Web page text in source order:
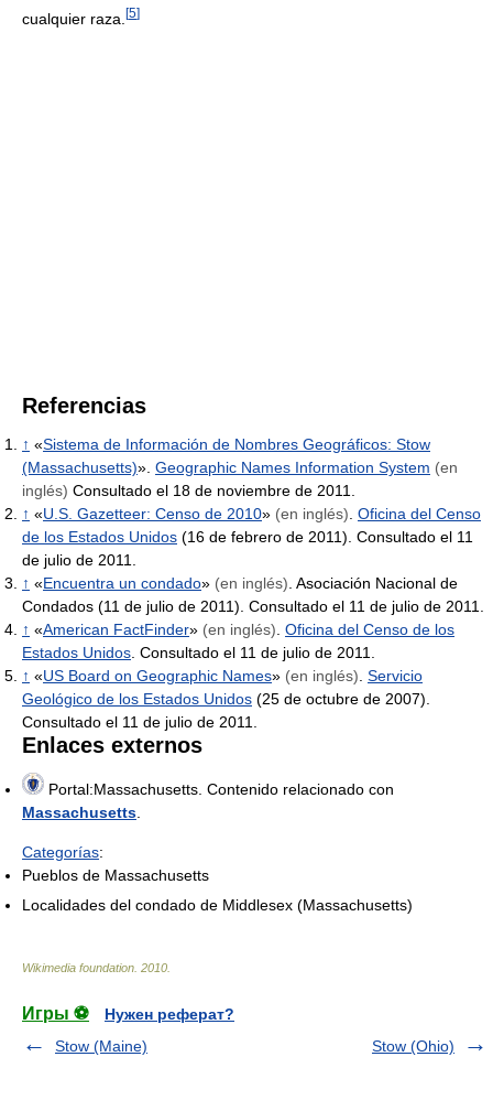
cualquier raza. [5]
Referencias
↑ «Sistema de Información de Nombres Geográficos: Stow
(Massachusetts)». Geographic Names Information System (en
inglés) Consultado el 18 de noviembre de 2011.
↑ «U.S. Gazetteer: Censo de 2010» (en inglés) Oficina del Censo
de los Estados Unidos (16 de febrero de 2011). Consultado el 11
de julio de 2011.
↑ «Encuentra un condado» (en inglés) . Asociación Nacional de
Condados (11 de julio de 2011). Consultado el 11 de julio de 2011.
↑ «American FactFinder» (en inglés) Oficina del Censo de los
Estados Unidos . Consultado el 11 de julio de 2011.
↑ «US Board on Geographic Names» (en inglés) Servicio
Geológico de los Estados Unidos (25 de octubre de 2007).
Consultado el 11 de julio de 2011.
Enlaces externos
Portal:Massachusetts. Contenido relacionado con
Massachusetts
Categorías:
Pueblos de Massachusetts
Localidades del condado de Middlesex (Massachusetts)
Wikimedia foundation 2010
Игры ⚽
Нужен реферат?
Stow (Maine)
Stow (Ohio)